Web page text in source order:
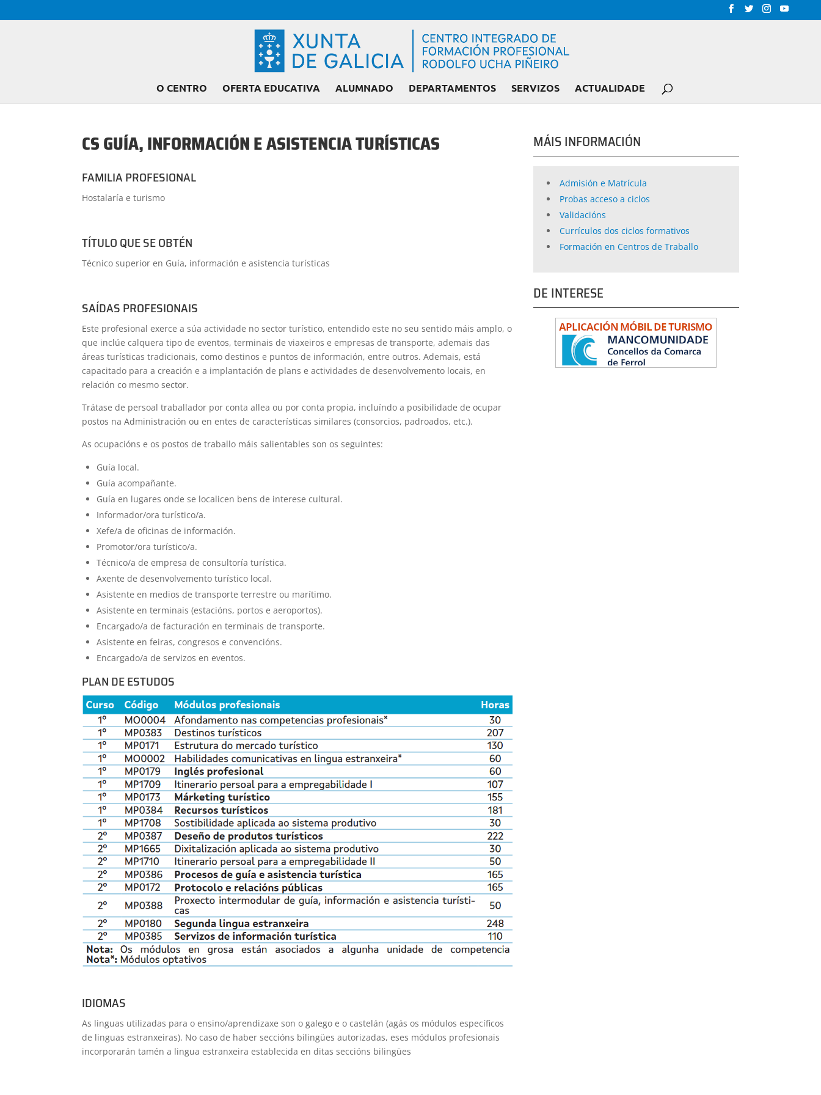
O CENTRO OFERTA EDUCATIVA ALUMNADO DEPARTAMENTOS SERVIZOS ACTUALIDADE
CS GUÍA, INFORMACIÓN E ASISTENCIA TURÍSTICAS
FAMILIA PROFESIONAL
Hostalaría e turismo
TÍTULO QUE SE OBTÉN
Técnico superior en Guía, información e asistencia turísticas
SAÍDAS PROFESIONAIS
Este profesional exerce a súa actividade no sector turístico, entendido este no seu sentido máis amplo, o
que inclúe calquera tipo de eventos, terminais de viaxeiros e empresas de transporte, ademais das
áreas turísticas tradicionais, como destinos e puntos de información, entre outros. Ademais, está
capacitado para a creación e a implantación de plans e actividades de desenvolvemento locais, en
relación co mesmo sector.
Trátase de persoal traballador por conta allea ou por conta propia, incluíndo a posibilidade de ocupar
postos na Administración ou en entes de características similares (consorcios, padroados, etc.).
As ocupacións e os postos de traballo máis salientables son os seguintes:
Guía local.
Guía acompañante.
Guía en lugares onde se localicen bens de interese cultural.
Informador/ora turístico/a.
Xefe/a de oficinas de información.
Promotor/ora turístico/a.
Técnico/a de empresa de consultoría turística.
Axente de desenvolvemento turístico local.
Asistente en medios de transporte terrestre ou marítimo.
Asistente en terminais (estacións, portos e aeroportos).
Encargado/a de facturación en terminais de transporte.
Asistente en feiras, congresos e convencións.
Encargado/a de servizos en eventos.
PLAN DE ESTUDOS
IDIOMAS
As linguas utilizadas para o ensino/aprendizaxe son o galego e o castelán (agás os módulos específicos
de linguas estranxeiras). No caso de haber seccións bilingües autorizadas, eses módulos profesionais
incorporarán tamén a lingua estranxeira establecida en ditas seccións bilingües
MÁIS INFORMACIÓN
Admisión e Matrícula
Probas acceso a ciclos
Validacións
Currículos dos ciclos formativos
Formación en Centros de Traballo
DE INTERESE